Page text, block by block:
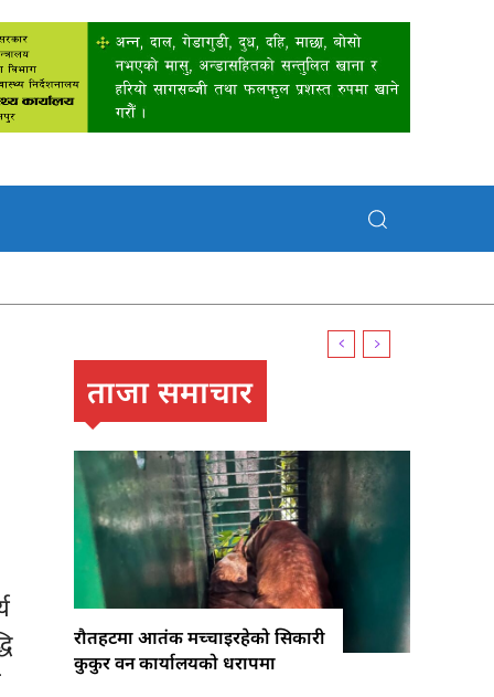
ताजा समाचार
रौतहटमा आतंक मच्चाइरहेको सिकारी
कुकुर वन कार्यालयको धरापमा